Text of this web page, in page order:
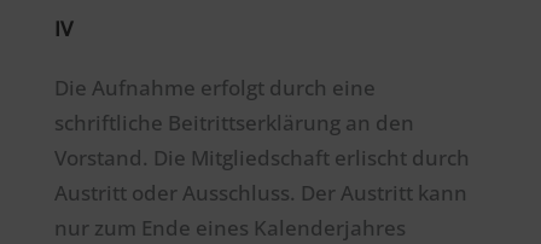
IV
Die Aufnahme erfolgt durch eine
schriftliche Beitrittserklärung an den
Vorstand. Die Mitgliedschaft erlischt durch
Austritt oder Ausschluss. Der Austritt kann
nur zum Ende eines Kalenderjahres